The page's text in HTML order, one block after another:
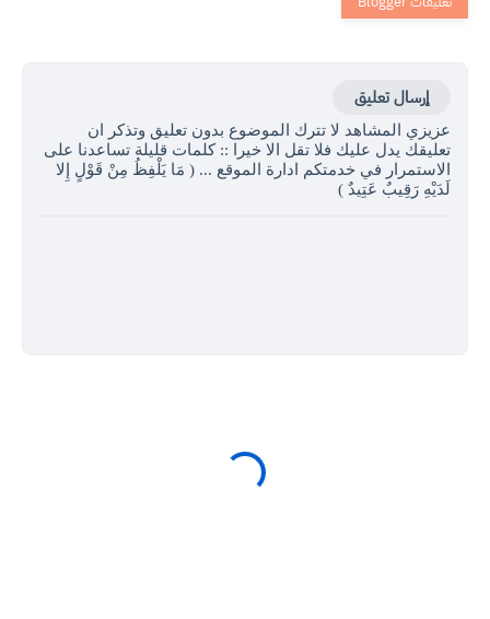
إرسال تعليق
عزيزي المشاهد لا تترك الموضوع بدون تعليق وتذكر ان
تعليقك يدل عليك فلا تقل الا خيرا :: كلمات قليلة تساعدنا على
الاستمرار في خدمتكم ادارة الموقع ... ( مَا يَلْفِظُ مِنْ قَوْلٍ إِلا
لَدَيْهِ رَقِيبٌ عَتِيدٌ )